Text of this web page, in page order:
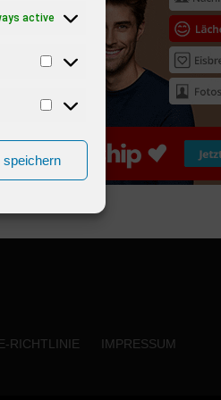
active
speichern
RICHTLINIE IMPRESSUM